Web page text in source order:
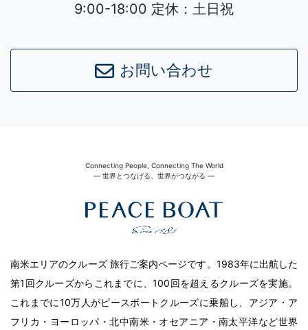
9:00-18:00 定休：土日祝
お問い合わせ
Connecting People, Connecting The World
― 世界とつなげる、世界がつながる ―
南米エリアのクルーズ 旅行ご案内ページです。1983年に出航した
第1回クルーズからこれまでに、100回を超えるクルーズを実施。
これまでに10万人がピースボートクルーズに乗船し、アジア・ア
フリカ・ヨーロッパ・北中南米・オセアニア・南太平洋など世界